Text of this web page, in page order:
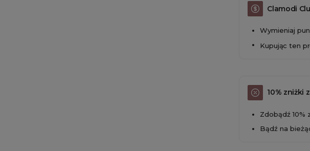
Clamodi
Wymieniaj
Kupując ten
10% zniżki
Zdobądź 10%
Bądź na